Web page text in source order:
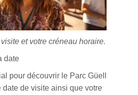
et votre créneau horaire.
date
pour découvrir le Parc Güell
date de visite ainsi que votre